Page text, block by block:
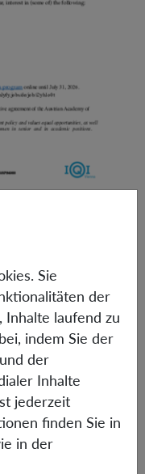
Sie
der
Inhalte laufend zu
indem Sie der
der
Inhalte
jederzeit
finden Sie in
in der